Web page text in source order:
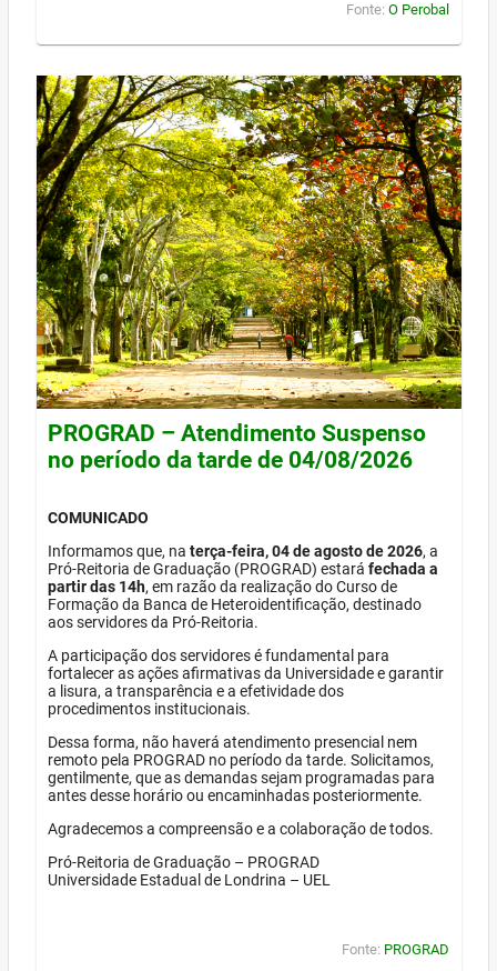
Fonte: O Perobal
PROGRAD – Atendimento Suspenso
no período da tarde de 04/08/2026
COMUNICADO
Informamos que, na terça-feira, 04 de agosto de 2026, a
Pró-Reitoria de Graduação (PROGRAD) estará fechada a
partir das 14h, em razão da realização do Curso de
Formação da Banca de Heteroidentificação, destinado
aos servidores da Pró-Reitoria.
A participação dos servidores é fundamental para
fortalecer as ações afirmativas da Universidade e garantir
a lisura, a transparência e a efetividade dos
procedimentos institucionais.
Dessa forma, não haverá atendimento presencial nem
remoto pela PROGRAD no período da tarde. Solicitamos,
gentilmente, que as demandas sejam programadas para
antes desse horário ou encaminhadas posteriormente.
Agradecemos a compreensão e a colaboração de todos.
Pró-Reitoria de Graduação – PROGRAD
Universidade Estadual de Londrina – UEL
Fonte: PROGRAD